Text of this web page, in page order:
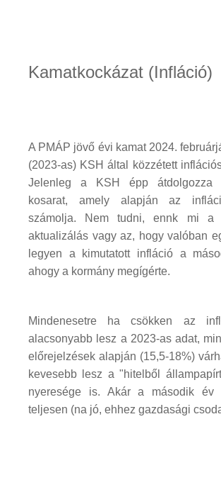
Kamatkockázat (Infláció)
A PMÁP jövő évi kamat 2024.
(2023-as) KSH által közzétett
Jelenleg a KSH épp átdolgozza
kosarat, amely alapján az
számolja. Nem tudni, ennk mi a
aktualizálás vagy az, hogy valóban
legyen a kimutatott infláció a
ahogy a kormány megígérte.
Mindenesetre ha csökken az
alacsonyabb lesz a 2023-as adat,
előrejelzések alapján (15,5-18%)
kevesebb lesz a "hitelből
nyeresége is. Akár a második
teljesen (na jó, ehhez gazdasági